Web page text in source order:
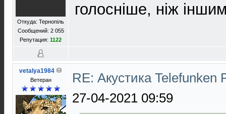
Откуда: Тернопіль
Сообщений: 2 055
Репутация: 1122
голосніше, ніж
vetalya1984
Ветеран
RE: Акустика
27-04-2021 09:59